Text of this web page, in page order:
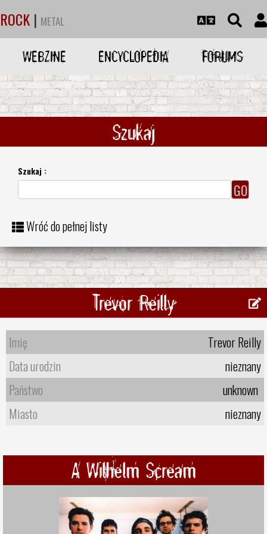
ROCK | METAL
WEBZINE ENCYCLOPEDIA FORUMS
Szukaj
Szukaj :
Wróć do pełnej listy
Trevor Reilly
Imię
Trevor Reilly
Data urodzin
nieznany
Państwo
unknown
Miasto
nieznany
A Wilhelm Scream